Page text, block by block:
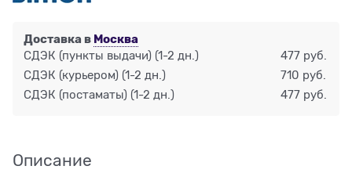
Доставка в Москва
СДЭК (пункты выдачи) (1-2 дн.)
477 руб.
СДЭК (курьером) (1-2 дн.)
710 руб.
СДЭК (постаматы) (1-2 дн.) 477 руб.
Описание